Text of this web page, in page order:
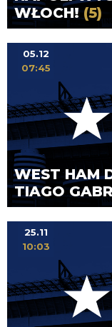
WŁOCH! (5)
WEST HAM
TIAGO
05.12
07:45
25.11
10:03